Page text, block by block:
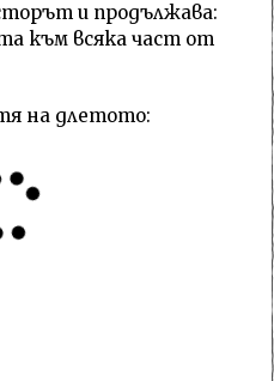
и продължава:
към всяка част от
на длетото: